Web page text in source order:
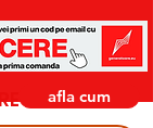
afla cum